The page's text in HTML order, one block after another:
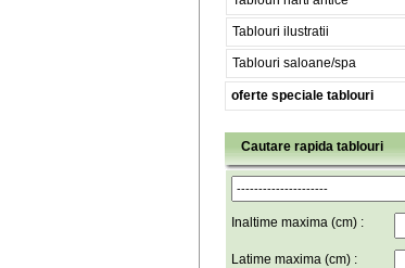
Tablouri ilustratii
Tablouri saloane/spa
oferte speciale tablouri
Cautare rapida tablouri
Inaltime maxima (cm) :
Latime maxima (cm) :